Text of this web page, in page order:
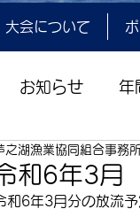
大会について
お知らせ 年
和6年3月
之湖漁業協同組合事務
和6年3月分の放流